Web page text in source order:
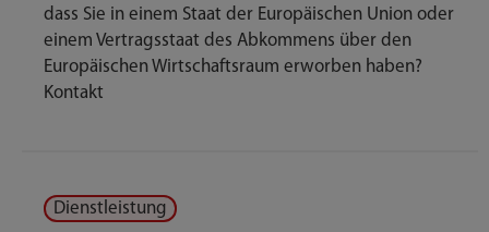
dass Sie in einem Staat der Europäischen Union oder
einem Vertragsstaat des Abkommens über den
Europäischen Wirtschaftsraum erworben haben?
Kontakt
Dienstleistung